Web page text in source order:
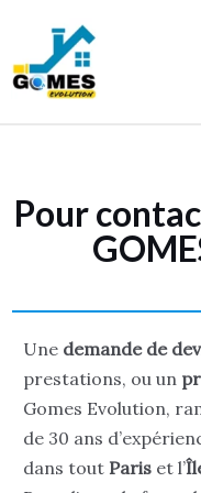
contenu
Pour
Une demande de
prestations, ou un
Gomes Evolution,
de 30 ans
dans tout Paris et l’